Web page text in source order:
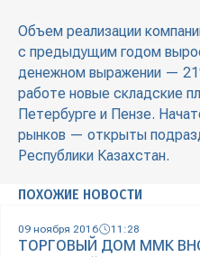
Объем реализации
с предыдущим годом
денежном выражении —
работе новые складские
Петербурге и Пензе.
рынков — открыты
Республики Казахстан.
ПОХОЖИЕ НОВОСТИ
09 ноября 2016 11:28
ТОРГОВЫЙ ДОМ ММК